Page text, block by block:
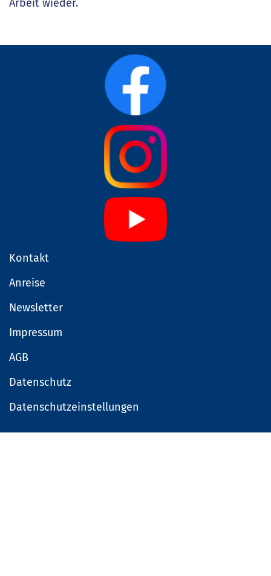
Arbeit wieder.
Kontakt
Anreise
Newsletter
Impressum
AGB
Datenschutz
Datenschutzeinstellungen